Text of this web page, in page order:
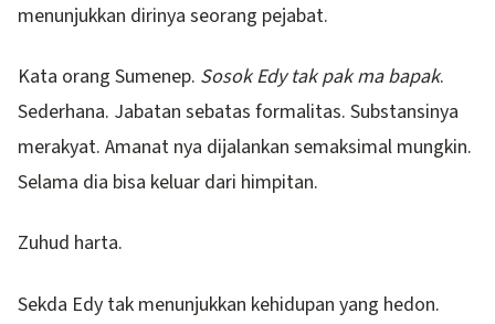
menunjukkan dirinya seorang pejabat.
Kata orang Sumenep. Sosok Edy tak pak ma bapak.
Sederhana. Jabatan sebatas formalitas. Substansinya
merakyat. Amanat nya dijalankan semaksimal mungkin.
Selama dia bisa keluar dari himpitan.
Zuhud harta.
Sekda Edy tak menunjukkan kehidupan yang hedon.